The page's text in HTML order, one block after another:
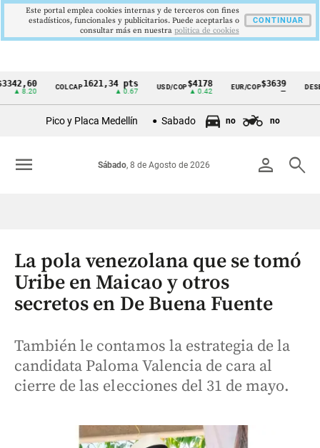
Cintillo
Colombia
COLCAP1621,34 pts USD/COP$4178
▲ 0.42
EUR/COP$3639
—
Pico y Placa Medellín Sabado no no
person search
Sábado, 8 de Agosto de 2026
menu
La pola venezolana que se tomó
Uribe en Maicao y otros
secretos en De Buena Fuente
También le contamos la estrategia de la
candidata Paloma Valencia de cara al
cierre de las elecciones del 31 de mayo.
Este portal emplea cookies internas y de terceros con fines
estadísticos, funcionales y publicitarios. Puede aceptarlas o
consultar más en nuestra politica de cookies
CONTINUAR